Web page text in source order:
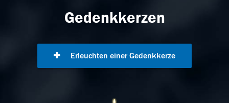
Gedenkkerzen
Erleuchten einer Gedenkkerze